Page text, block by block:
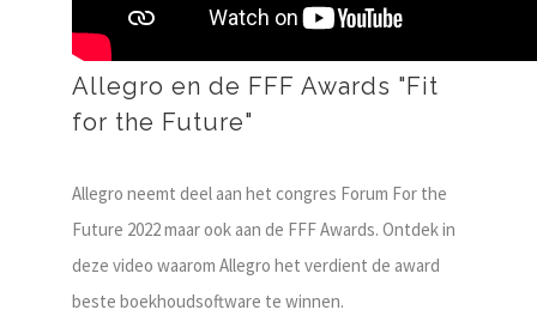
Allegro en de FFF Awards "Fit
for the Future"
Allegro neemt deel aan het congres Forum For the
Future 2022 maar ook aan de FFF Awards. Ontdek in
deze video waarom Allegro het verdient de award
beste boekhoudsoftware te winnen.